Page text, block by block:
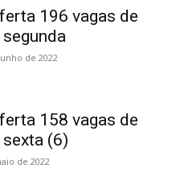
196 vagas de
de 2022
158 vagas de
(6)
de 2022